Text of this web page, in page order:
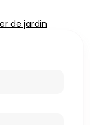
de jardin